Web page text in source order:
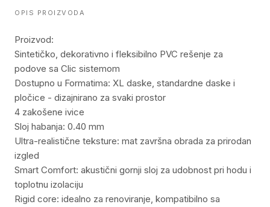
OPIS PROIZVODA
Proizvod:
Sintetičko, dekorativno i fleksibilno PVC rešenje za
podove sa Clic sistemom
Dostupno u Formatima: XL daske, standardne daske i
pločice - dizajnirano za svaki prostor
4 zakošene ivice
Sloj habanja: 0.40 mm
Ultra-realistične teksture: mat završna obrada za prirodan
izgled
Smart Comfort: akustični gornji sloj za udobnost pri hodu i
toplotnu izolaciju
Rigid core: idealno za renoviranje, kompatibilno sa